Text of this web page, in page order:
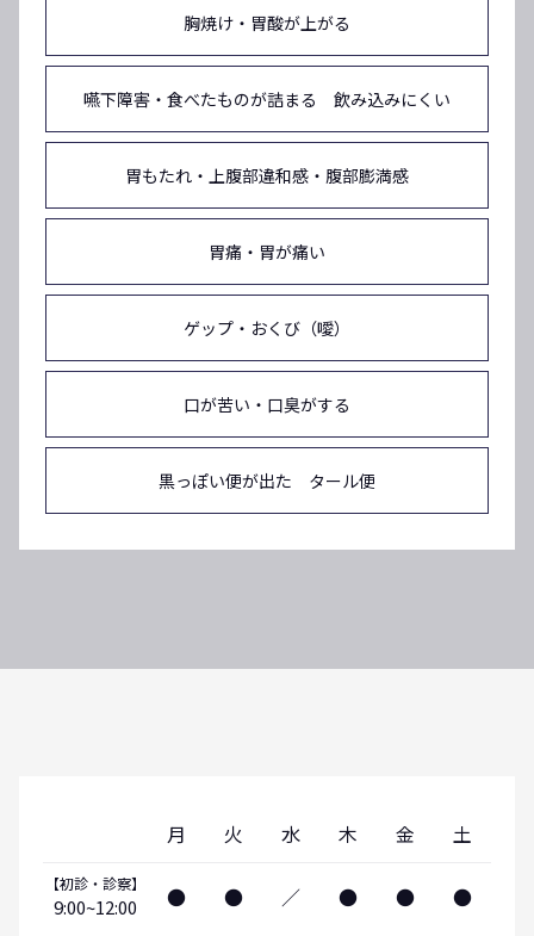
胸焼け・胃酸が上がる
嚥下障害・食べたものが詰まる 飲み込みにくい
胃もたれ・上腹部違和感・腹部膨満感
胃痛・胃が痛い
ゲップ・おくび（噯）
口が苦い・口臭がする
黒っぽい便が出た タール便
月 火 水 木 金 土
【初診・診察】
9:00~12:00 ● ● ／ ● ● ●